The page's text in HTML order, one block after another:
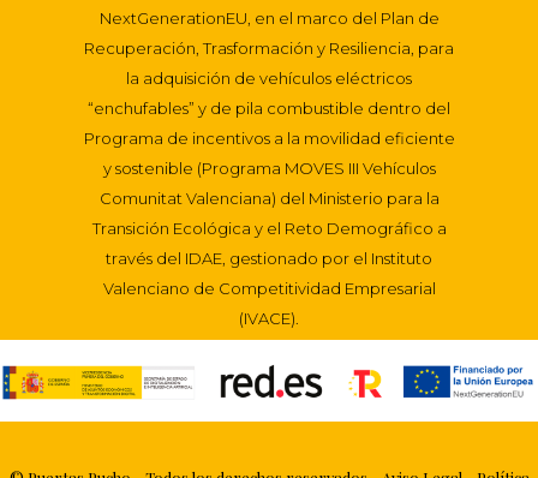
NextGenerationEU, en el marco del Plan de
Recuperación, Trasformación y Resiliencia, para
la adquisición de vehículos eléctricos
“enchufables” y de pila combustible dentro del
Programa de incentivos a la movilidad eficiente
y sostenible (Programa MOVES III Vehículos
Comunitat Valenciana) del Ministerio para la
Transición Ecológica y el Reto Demográfico a
través del IDAE, gestionado por el Instituto
Valenciano de Competitividad Empresarial
(IVACE).